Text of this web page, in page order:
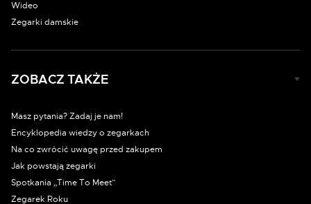
Wideo
Zegarki damskie
ZOBACZ TAKŻE
Masz pytania? Zadaj je nam!
Encyklopedia wiedzy o zegarkach
Na co zwrócić uwagę przed zakupem
Jak powstają zegarki
Spotkania „Time To Meet”
Zegarek Roku